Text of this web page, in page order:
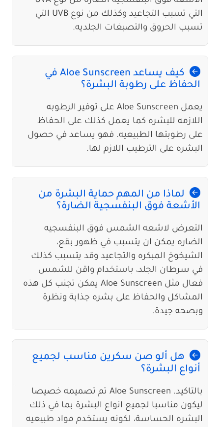
التي تسبب التجاعيد وكذلك من نوع UVB التي
تسبب الحروق والتصبغات الجلديه.
كيف يساعد Aloe Sunscreen في
الحفاظ على رطوبة البشرة؟
يعمل Aloe Sunscreen على توفير الرطوبه
اللازمه للبشره كما يعمل كذلك على الحفاظ
على رطوبتها الطبيعيه. فهو يساعد في حصول
البشره على الترطيب اللازم لها.
لماذا من المهم حماية البشرة من
الأشعة فوق البنفسجية الضارة؟
التعرض لاشعه الشمس فوق البنفسجيه
الضاره يمكن ان يتسبب في ظهور بقع،
الشيخوخ المبكره والتجاعيد وقد يتسبب كذلك
في سرطان الجلد، باستخدام واقن للشمس
فعال مثل Aloe Sunscreen يمكن تجنب كل هذه
المشاكل والحفاظ على بشره جذابة ونظرة
وبصحه جيدة.
هل ألو صن سكرين مناسب لجميع
أنواع البشرة؟
بالتاكيد. Aloe Sunscreen تم تصميمه خصيصا
ليكون مناسبا لجميع انواع البشرة بما في ذلك
البشره الحساسة، لكونه يستخدم مواد طبيعيه